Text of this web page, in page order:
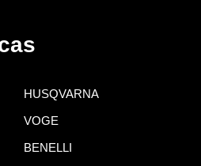
HUSQVARNA
VOGE
BENELLI